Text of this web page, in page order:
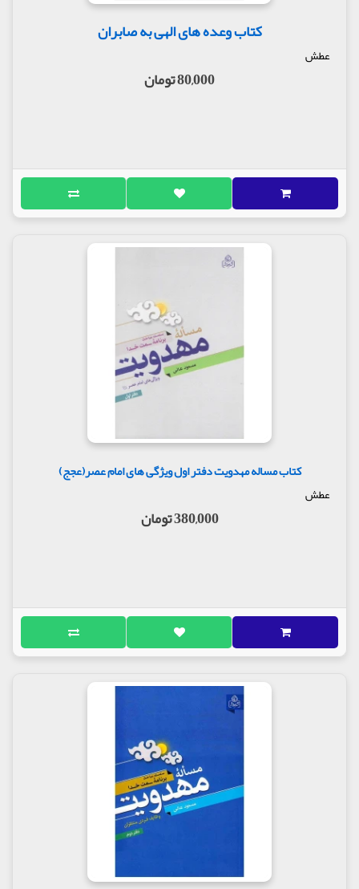
کتاب وعده های الهی به صابران
عطش
80,000 تومان
کتاب مساله مهدویت دفتر اول ویژگی های امام عصر(عجج)
عطش
380,000 تومان